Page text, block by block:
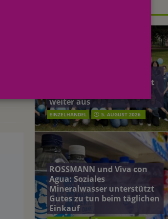
Engagement der Mitarbeitenden in
zu den Pionieren bei der
Handel weiter aus EINZELHANDEL
Führungskraft: budni baut
weiter aus
EINZELHANDEL 5. AUGUST 2026
ROSSMANN und Viva con
Agua: Soziales
Mineralwasser unterstützt
Gutes zu tun beim täglichen
Einkauf